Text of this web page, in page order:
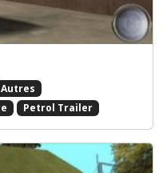
Autres
Petrol Trailer